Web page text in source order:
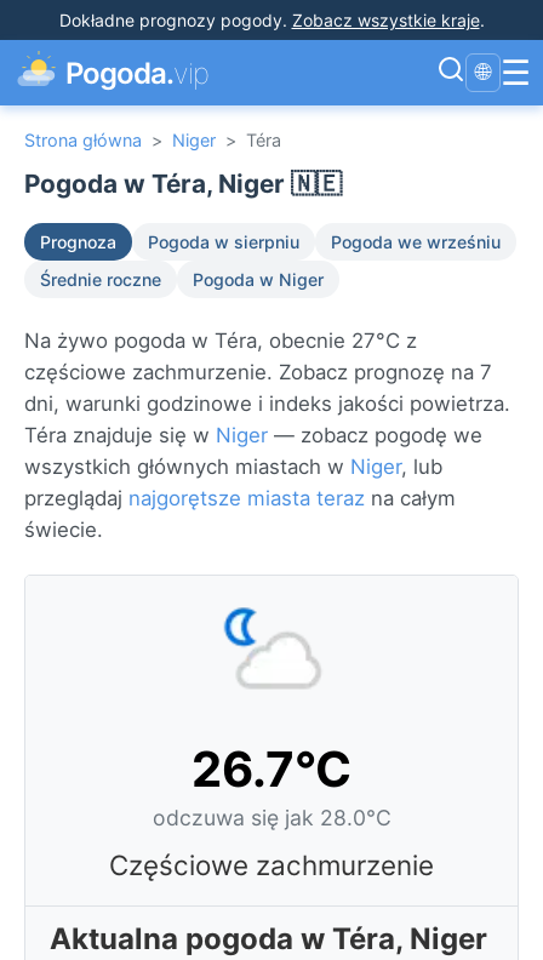
Dokładne prognozy pogody. Zobacz wszystkie kraje.
Pogoda.vip 🌐 ☰
Strona główna > Niger > Téra
Pogoda w Téra, Niger 🇳🇪
Prognoza Pogoda w sierpniu
Pogoda we wrześniu
Średnie roczne
Pogoda w Niger
Na żywo pogoda w Téra, obecnie 27°C z
częściowe zachmurzenie. Zobacz prognozę na 7
dni, warunki godzinowe i indeks jakości powietrza.
Téra znajduje się w Niger — zobacz pogodę we
wszystkich głównych miastach w Niger, lub
przeglądaj najgorętsze miasta teraz na całym
świecie.
26.7°C
odczuwa się jak 28.0°C
Częściowe zachmurzenie
Aktualna pogoda w Téra, Niger